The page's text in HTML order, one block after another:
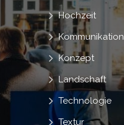
Hochzeit
Kommunikation
Konzept
Landschaft
Technologie
Textur